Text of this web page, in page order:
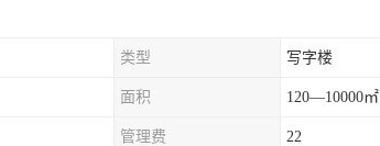
类型 写字楼
面积 120—10000㎡
管理费 22